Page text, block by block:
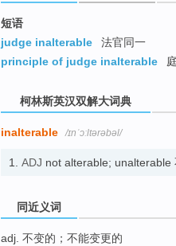
短语
judge inalterable
法官同一
principle of judge inalterable
柯林斯英汉双解大词典
inalterable /ɪnˈɔːltərəbəl/
1. ADJ not alterable; unalterable
同近义词
adj. 不变的；不能变更的